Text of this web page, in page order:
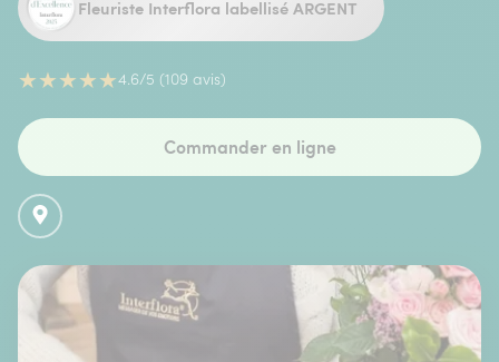
Fleuriste Interflora labellisé ARGENT
★★★★★4.6/5 (109 avis)
Commander en ligne